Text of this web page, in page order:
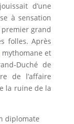
d’une
à sensation
premier grand
folles. Après
mythomane et
Duché de
de l’affaire
la ruine de la
diplomate